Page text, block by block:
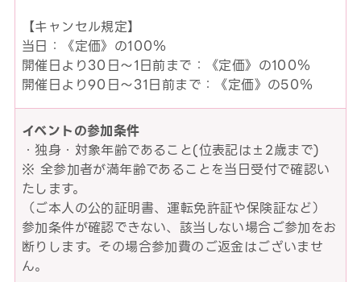
【キャンセル規定】
当日：《定価》の100％
開催日より30日～1日前まで：《定価》の100％
開催日より90日～31日前まで：《定価》の50％
イベントの参加条件
・独身・対象年齢であること(位表記は±2歳まで)
※ 全参加者が満年齢であることを当日受付で確認い
たします。
（ご本人の公的証明書、運転免許証や保険証など）
参加条件が確認できない、該当しない場合ご参加をお
断りします。その場合参加費のご返金はございませ
ん。